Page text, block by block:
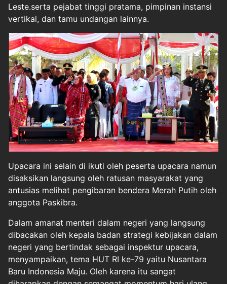
Leste.serta pejabat tinggi pratama, pimpinan instansi
vertikal, dan tamu undangan lainnya.
Upacara ini selain di ikuti oleh peserta upacara namun
disaksikan langsung oleh ratusan masyarakat yang
antusias melihat pengibaran bendera Merah Putih oleh
anggota Paskibra.
Dalam amanat menteri dalam negeri yang langsung
dibacakan oleh kepala badan strategi kebijakan dalam
negeri yang bertindak sebagai inspektur upacara,
menyampaikan, tema HUT RI ke-79 yaitu Nusantara
Baru Indonesia Maju. Oleh karena itu sangat